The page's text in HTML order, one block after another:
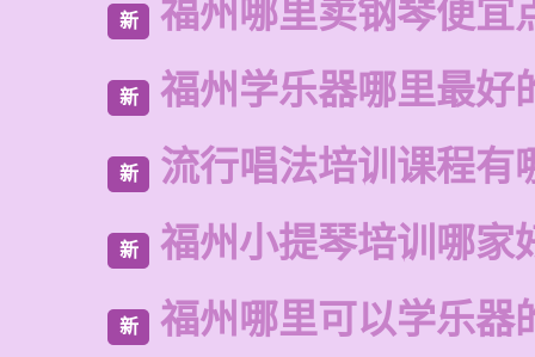
新 福州哪里卖钢琴便宜
新 福州学乐器哪里最好
新 流行唱法培训课程有
新 福州小提琴培训哪家
新 福州哪里可以学乐器